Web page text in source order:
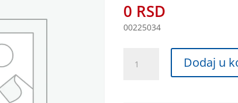
0 RSD
00225034
Dodaj u